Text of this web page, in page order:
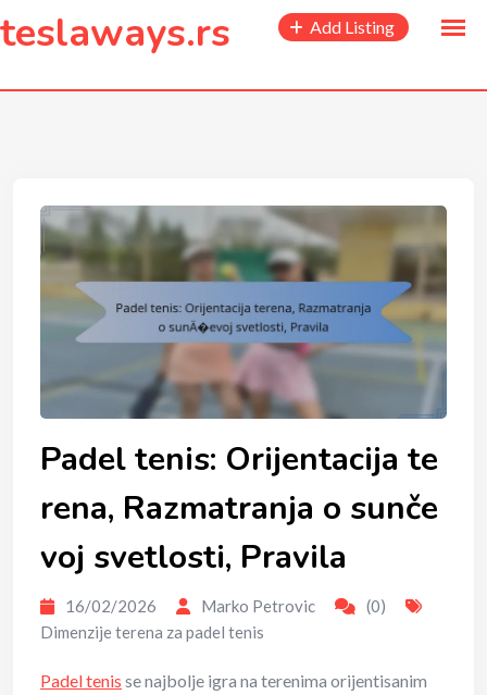
content
teslaways.rs Add Listing
Padel tenis: Orijentacija te
rena, Razmatranja o sunče
voj svetlosti, Pravila
16/02/2026 Marko Petrovic
(0)
Dimenzije terena za padel tenis
Padel tenis se najbolje igra na terenima orijentisanim